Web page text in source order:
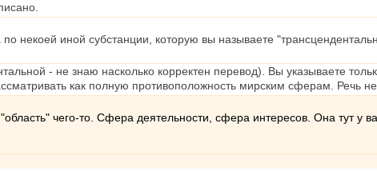
некоей иной субстанции, которую вы называете
- не знаю насколько корректен перевод). Вы указываете
как полную противоположность мирским сферам. Речь
чего-то. Сфера деятельности, сфера интересов. Она тут у